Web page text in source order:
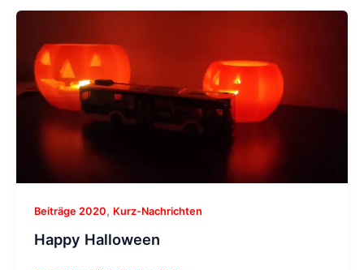
Beiträge 2020, Kurz-Nachrichten
Happy Halloween